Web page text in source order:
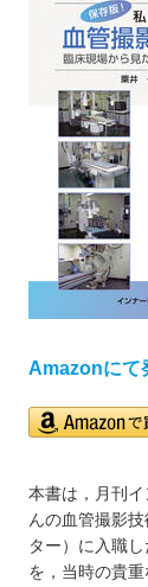
Amazonにて
本書は，月刊
んの血管撮影
ター）に入職
を，当時の貴